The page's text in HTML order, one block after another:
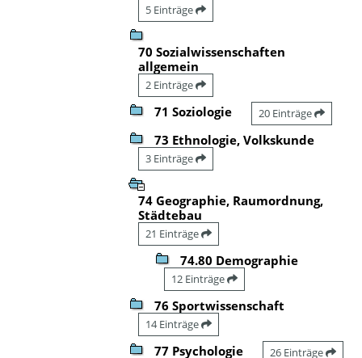
5 Einträge
70 Sozialwissenschaften
allgemein
2 Einträge
71 Soziologie 20 Einträge
73 Ethnologie, Volkskunde
3 Einträge
74 Geographie, Raumordnung,
Städtebau
21 Einträge
74.80 Demographie
12 Einträge
76 Sportwissenschaft
14 Einträge
77 Psychologie 26 Einträge